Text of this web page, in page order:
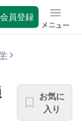
会員登録 メニュ
お気に
入り